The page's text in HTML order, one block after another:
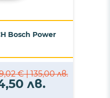
Bosch Power
€ | 135,00 лв.
лв.